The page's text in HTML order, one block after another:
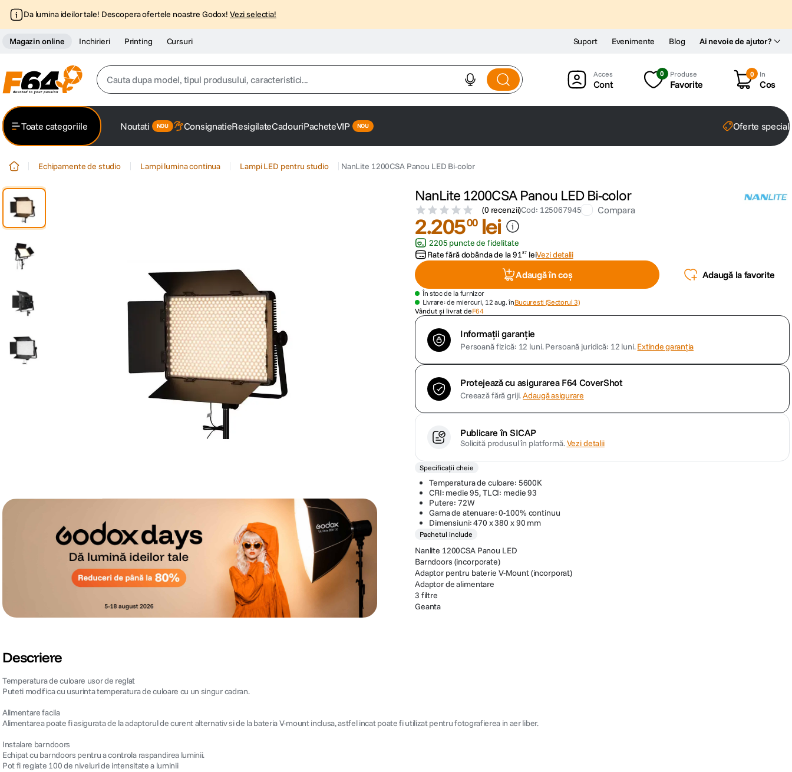
Da lumina ideilor tale! Descopera ofertele noastre Godox! Vezi selectia!
Magazin online Inchirieri Printing Cursuri Ai nevoie de ajutor?
Suport Evenimente Blog
Cauta dupa model, tipul produsului, caracteristici...
trepied
lavaliera
. sony fx
card memorie
dji mic mini
dji osmo
Cont
0 Produse
Favorite
0 In
Cos
Toate categoriile Noutati ConsignatieResigilateCadouriPacheteVIP Oferte
Echipamente de studio Lampi lumina continua Lampi LED pentru studio NanLite 1200CSA Panou LED Bi-color
NanLite 1200CSA Panou LED Bi-color
(0 recenzii)Cod: 125067945 Compara
2.20500 lei
2205 puncte de fidelitate
Rate fără dobânda de la9187 leiVezi detalii
Adaugă în coș Adaugă la favorite
În stoc de la furnizor
Livrare: de miercuri, 12 aug. înBucuresti (Sectorul 3)
Vândut și livrat deF64
Informații garanție
Persoană fizică: 12 luni.Persoană juridică: 12 luni.Extinde garanția
Protejează cu asigurarea F64 CoverShot
Creează fără griji.Adaugă asigurare
Publicare în SICAP
Solicită produsul în platformă.Vezi detalii
Specificații cheie
Temperatura de culoare: 5600K
CRI: medie 95, TLCI: medie 93
Putere: 72W
Gama de atenuare: 0-100% continuu
Dimensiuni: 470 x 380 x 90 mm
Pachetul include
Nanlite 1200CSA Panou LED
Barndoors (incorporate)
Adaptor pentru baterie V-Mount (incorporat)
Adaptor de alimentare
3 filtre
Geanta
Descriere
Temperatura de culoare usor de reglat
Puteti modifica cu usurinta temperatura de culoare cu un singur cadran.
Alimentare facila
Alimentarea poate fi asigurata de la adaptorul de curent alternativ si de la bateria V-mount inclusa, astfel incat poate fi utilizat pentru fotografierea in aer liber.
Instalare barndoors
Echipat cu barndoors pentru a controla raspandirea luminii.
Pot fi reglate 100 de niveluri de intensitate a luminii